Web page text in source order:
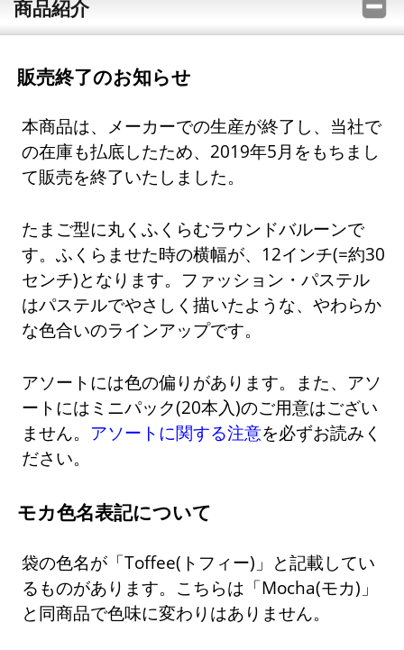
商品紹介
販売終了のお知らせ
本商品は、メーカーでの生産が終了し、当社で
の在庫も払底したため、2019年5月をもちまし
て販売を終了いたしました。
たまご型に丸くふくらむラウンドバルーンで
す。ふくらませた時の横幅が、12インチ(=約30
センチ)となります。ファッション・パステル
はパステルでやさしく描いたような、やわらか
な色合いのラインアップです。
アソートには色の偏りがあります。また、アソ
ートにはミニパック(20本入)のご用意はござい
ません。 アソートに関する注意を必ずお読みく
ださい。
モカ色名表記について
袋の色名が「Toffee(トフィー)」と記載してい
るものがあります。こちらは「Mocha(モカ)」
と同商品で色味に変わりはありません。